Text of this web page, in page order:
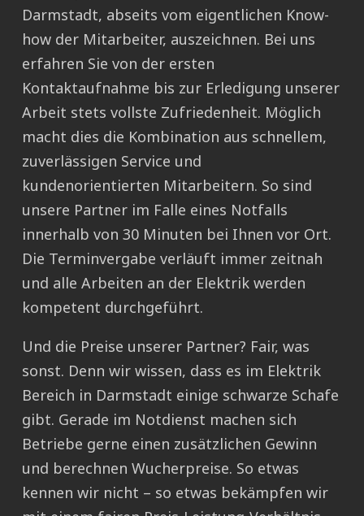
Darmstadt, abseits vom eigentlichen Know-
how der Mitarbeiter, auszeichnen. Bei uns
erfahren Sie von der ersten
Kontaktaufnahme bis zur Erledigung unserer
Arbeit stets vollste Zufriedenheit. Möglich
macht dies die Kombination aus schnellem,
zuverlässigen Service und
kundenorientierten Mitarbeitern. So sind
unsere Partner im Falle eines Notfalls
innerhalb von 30 Minuten bei Ihnen vor Ort.
Die Terminvergabe verläuft immer zeitnah
und alle Arbeiten an der Elektrik werden
kompetent durchgeführt.
Und die Preise unserer Partner? Fair, was
sonst. Denn wir wissen, dass es im Elektrik
Bereich in Darmstadt einige schwarze Schafe
gibt. Gerade im Notdienst machen sich
Betriebe gerne einen zusätzlichen Gewinn
und berechnen Wucherpreise. So etwas
kennen wir nicht – so etwas bekämpfen wir